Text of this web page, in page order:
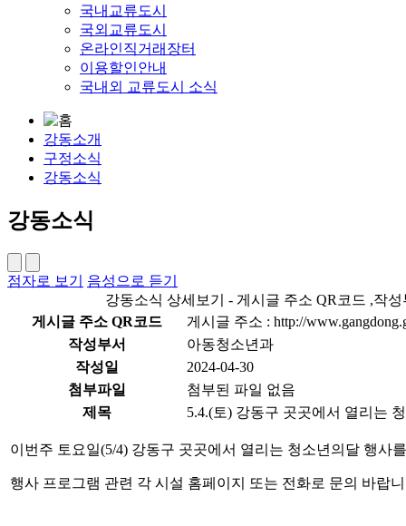
국내교류도시
국외교류도시
온라인직거래장터
이용할인안내
국내외 교류도시 소식
강동소개
구정소식
강동소식
강동소식
점자로 보기
음성으로 듣기
강동소식 상세보기 - 게시글 주소 QR코드 ,작
게시글 주소 QR코드
게시글 주소 : http://
작성부서
아동청소년과
작성일
2024-04-30
첨부파일
첨부된 파일 없음
제목
5.4.(토) 강동구 곳곳에서 열리는
이번주 토요일(5/4) 강동구 곳곳에서 열리는 청소년의달 행사
행사 프로그램 관련 각 시설 홈페이지 또는 전화로 문의 바랍